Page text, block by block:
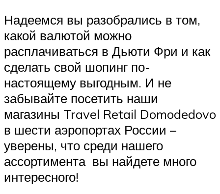
Надеемся вы разобрались в том,
какой валютой можно
расплачиваться в Дьюти Фри и как
сделать свой шопинг по-
настоящему выгодным. И не
забывайте посетить наши
магазины Travel Retail Domodedovo
в шести аэропортах России –
уверены, что среди нашего
ассортимента вы найдете много
интересного!